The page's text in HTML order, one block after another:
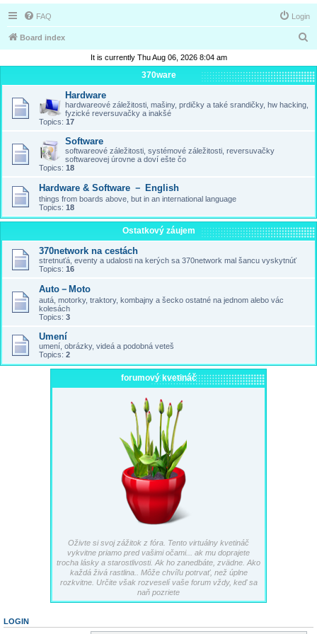
FAQ Login
Board index
a
r
It is currently Thu Aug 06, 2026 8:04 am
370ware
Hardware
hardwareové záležitosti, mašiny, prdičky a také srandičky, hw hacking,
fyzické reversuvačky a inakšé
Topics: 17
Software
softwareové záležitosti, systémové záležitosti, reversuvačky
softwareovej úrovne a doví ešte čo
Topics: 18
Hardware & Software － English
things from boards above, but in an international language
Topics: 18
Ostatkový záujem
370network na cestách
stretnuťá, eventy a udalosti na kerých sa 370network mal šancu vyskytnúť
Topics: 16
Auto－Moto
autá, motorky, traktory, kombajny a šecko ostatné na jednom alebo vác
kolesách
Topics: 3
Umení
umení, obrázky, videá a podobná veteš
Topics: 2
forumový kvetináč
Oživte si svoj zážitok z fóra. Tento virtuálny kvetináč
vykvitne priamo pred vašimi očami... ak mu doprajete
trocha lásky a starostlivosti. Ak ho zanedbáte, zvädne. Ako
každá živá rastlina.. Môže chvíľu potrvať, než úplne
rozkvitne. Určite však rozveselí vaše forum vždy, keď sa
naň pozriete
LOGIN